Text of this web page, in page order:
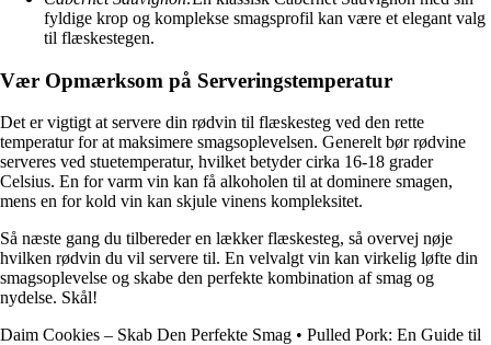
fyldige krop og komplekse smagsprofil kan være et elegant valg
til flæskestegen.
Vær Opmærksom på Serveringstemperatur
Det er vigtigt at servere din rødvin til flæskesteg ved den rette
temperatur for at maksimere smagsoplevelsen. Generelt bør rødvine
serveres ved stuetemperatur, hvilket betyder cirka 16-18 grader
Celsius. En for varm vin kan få alkoholen til at dominere smagen,
mens en for kold vin kan skjule vinens kompleksitet.
Så næste gang du tilbereder en lækker flæskesteg, så overvej nøje
hvilken rødvin du vil servere til. En velvalgt vin kan virkelig løfte din
smagsoplevelse og skabe den perfekte kombination af smag og
nydelse. Skål!
Daim Cookies – Skab Den Perfekte Smag • Pulled Pork: En Guide til